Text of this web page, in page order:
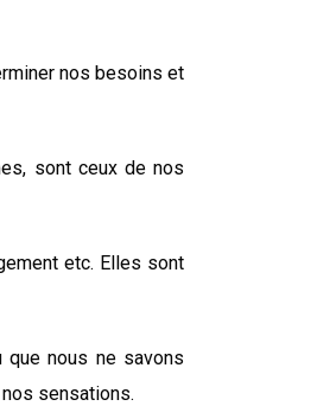
nos besoins et
sont ceux de nos
etc. Elles sont
nous ne savons
sensations.